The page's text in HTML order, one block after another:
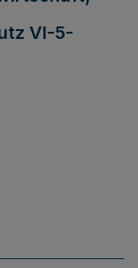
VI-5-